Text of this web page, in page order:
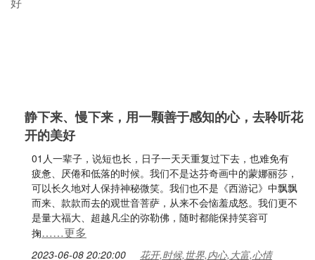
静下来、慢下来，用一颗善于感知的心，去聆听花
开的美好
01人一辈子，说短也长，日子一天天重复过下去，也难免有
疲惫、厌倦和低落的时候。我们不是达芬奇画中的蒙娜丽莎，
可以长久地对人保持神秘微笑。我们也不是《西游记》中飘飘
而来、款款而去的观世音菩萨，从来不会恼羞成怒。我们更不
是量大福大、超越凡尘的弥勒佛，随时都能保持笑容可
掬……更多
2023-06-08 20:20:00 花开,时候,世界,内心,大富,心情